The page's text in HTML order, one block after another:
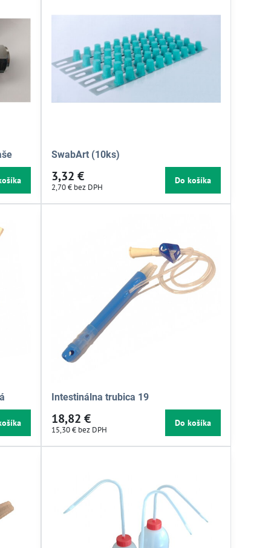
SwabArt (10ks)
3,32 €
2,70 € bez DPH
Do košíka
Intestinálna trubica 19
18,82 €
15,30 € bez DPH
Do košíka